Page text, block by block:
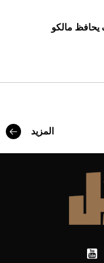
يحافظ مالكو
المزيد